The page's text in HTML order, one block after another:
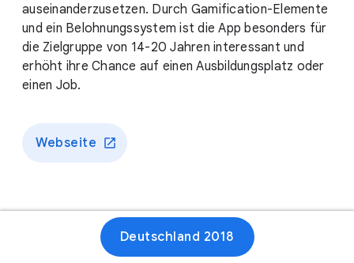
auseinanderzusetzen. Durch Gamification-Elemente
und ein Belohnungssystem ist die App besonders für
die Zielgruppe von 14-20 Jahren interessant und
erhöht ihre Chance auf einen Ausbildungsplatz oder
einen Job.
Webseite
Deutschland 2018